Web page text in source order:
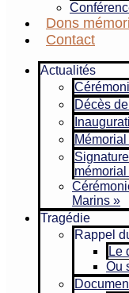
Dons
Contact
Actualités
Décès
Marins »
Tragédie
Rappel
Le
Ou